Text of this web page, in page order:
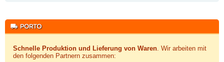
Schnelle Produktion und Lieferung von Waren . Wir arbeiten mit
den folgenden Partnern zusammen: